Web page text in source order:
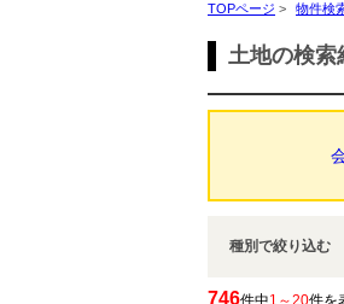
TOPページ > 物件検
土地の検索
種別で絞り込む
746件中1～20件を